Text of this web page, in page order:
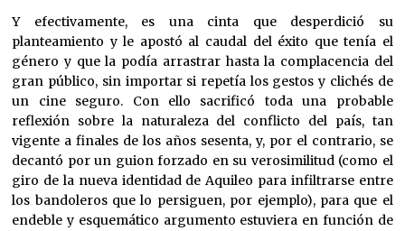
Y efectivamente, es una cinta que desperdició su
planteamiento y le apostó al caudal del éxito que tenía el
género y que la podía arrastrar hasta la complacencia del
gran público, sin importar si repetía los gestos y clichés de
un cine seguro. Con ello sacrificó toda una probable
reflexión sobre la naturaleza del conflicto del país, tan
vigente a finales de los años sesenta, y, por el contrario, se
decantó por un guion forzado en su verosimilitud (como el
giro de la nueva identidad de Aquileo para infiltrarse entre
los bandoleros que lo persiguen, por ejemplo), para que el
endeble y esquemático argumento estuviera en función de